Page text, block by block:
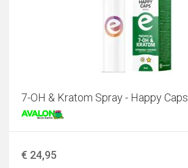
7-OH & Kratom Spray - Happy Caps
€ 24,95